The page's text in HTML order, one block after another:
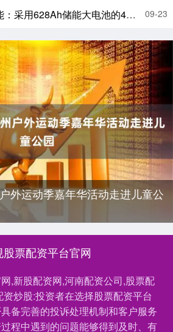
储能大电池的400MWh独立储能电站顺利送电 09-23
外运动季嘉年华活动走进儿童公
股票配资平台官网
,新股配资网,河南配资公司,股票配
炒股:投资者在选择股票配资平台
备完善的投诉处理机制和客户服务
程中遇到的问题能够得到及时、有